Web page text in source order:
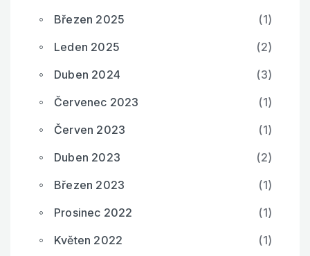
Březen 2025
(1)
Leden 2025
(2)
Duben 2024
(3)
Červenec 2023
(1)
Červen 2023
(1)
Duben 2023
(2)
Březen 2023
(1)
Prosinec 2022
(1)
Květen 2022
(1)